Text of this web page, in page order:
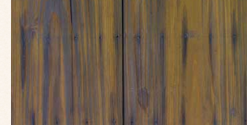
2024年4月
2024年2月
(1)
(1)
2023年10月
(1)